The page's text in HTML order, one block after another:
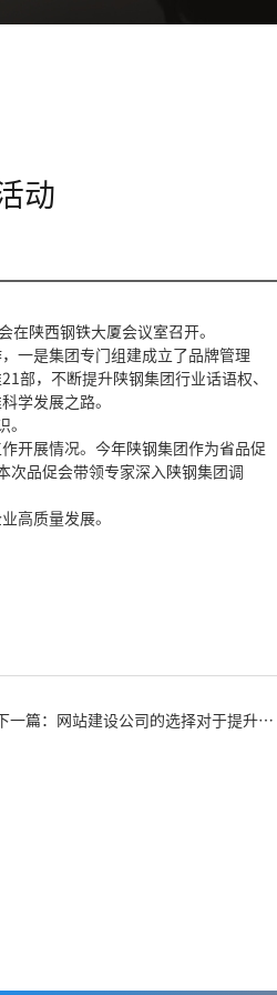
动
陕西钢铁大厦会议室召开。
一是集团专门组建成立了品牌管理
部，不断提升陕钢集团行业话语权、
学发展之路。
开展情况。今年陕钢集团作为省品促
次品促会带领专家深入陕钢集团调
高质量发展。
一篇：网站建设公司的选择对于提升品